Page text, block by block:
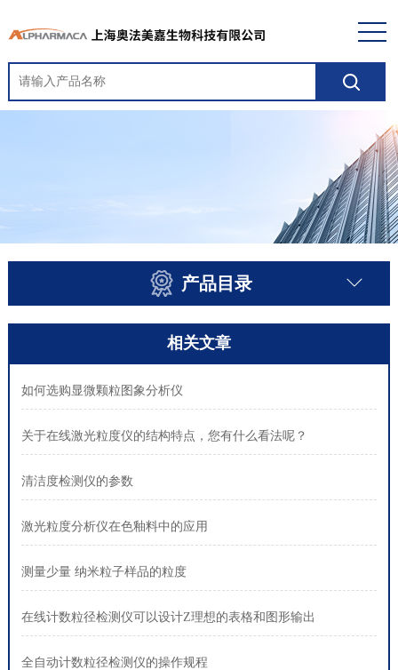
产品目录
相关文章
如何选购显微颗粒图象分析仪
关于在线激光粒度仪的结构特点，您有什么看法呢？
清洁度检测仪的参数
激光粒度分析仪在色釉料中的应用
测量少量 纳米粒子样品的粒度
在线计数粒径检测仪可以设计Z理想的表格和图形输出
全自动计数粒径检测仪的操作规程